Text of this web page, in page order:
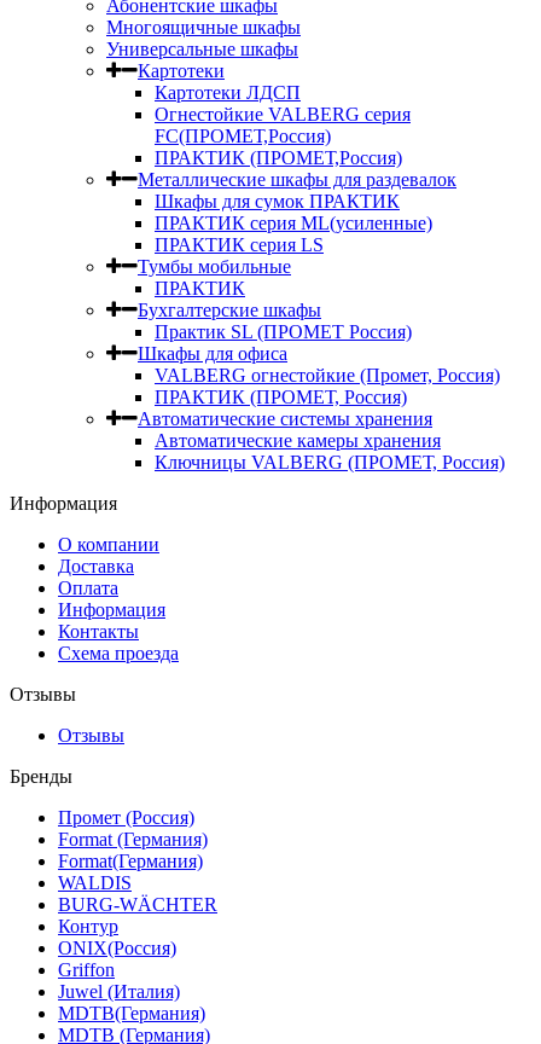
Абонентские шкафы
Многоящичные шкафы
Универсальные шкафы
Картотеки
Картотеки ЛДСП
Огнестойкие VALBERG серия
FC(ПРОМЕТ,Россия)
ПРАКТИК (ПРОМЕТ,Россия)
Металлические шкафы для раздевалок
Шкафы для сумок ПРАКТИК
ПРАКТИК серия ML(усиленные)
ПРАКТИК серия LS
Тумбы мобильные
ПРАКТИК
Бухгалтерские шкафы
Практик SL (ПРОМЕТ Россия)
Шкафы для офиса
VALBERG огнестойкие (Промет, Россия)
ПРАКТИК (ПРОМЕТ, Россия)
Автоматические системы хранения
Автоматические камеры хранения
Ключницы VALBERG (ПРОМЕТ, Россия)
Информация
О компании
Доставка
Оплата
Информация
Контакты
Схема проезда
Отзывы
Отзывы
Бренды
Промет (Россия)
Format (Германия)
Format(Германия)
WALDIS
BURG-WÄCHTER
Контур
ONIX(Россия)
Griffon
Juwel (Италия)
MDTB(Германия)
MDTB (Германия)